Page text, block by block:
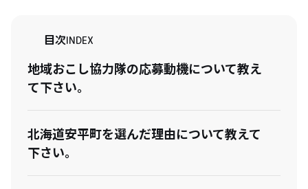
目次INDEX
地域おこし協力隊の応募動機について教え
て下さい。
北海道安平町を選んだ理由について教えて
下さい。